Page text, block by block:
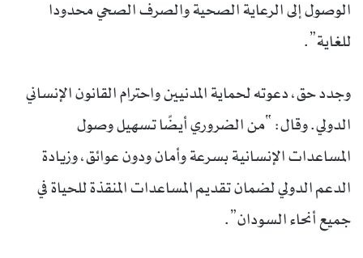
الوصول إلى الرعاية الصحية والصرف الصحي محدودا
للغاية”.
وجدد حق، دعوته لحماية المدنيين واحترام القانون الإنساني
الدولي. وقال: “من الضروري أيضًا تسهيل وصول
المساعدات الإنسانية بسرعة وأمان ودون عوائق، وزيادة
الدعم الدولي لضمان تقديم المساعدات المنقذة للحياة في
جميع أنحاء السودان”.